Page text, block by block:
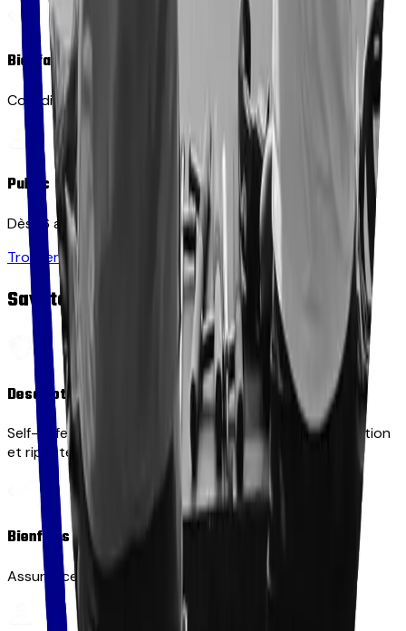
Bienfaits
Coordination, réactivité, confiance en soi.
Public
Dès 16 ans, mixtes.
Trouver un club dans le 56
Savate Défense
Description
Self-défense méthode Savate de rue, axée sur prévention
et riposte proportionnée.
Bienfaits
Assurance, maîtrise émotionnelle, réflexion tactique.